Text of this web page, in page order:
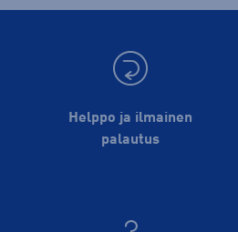
Helppo ja ilmainen
palautus